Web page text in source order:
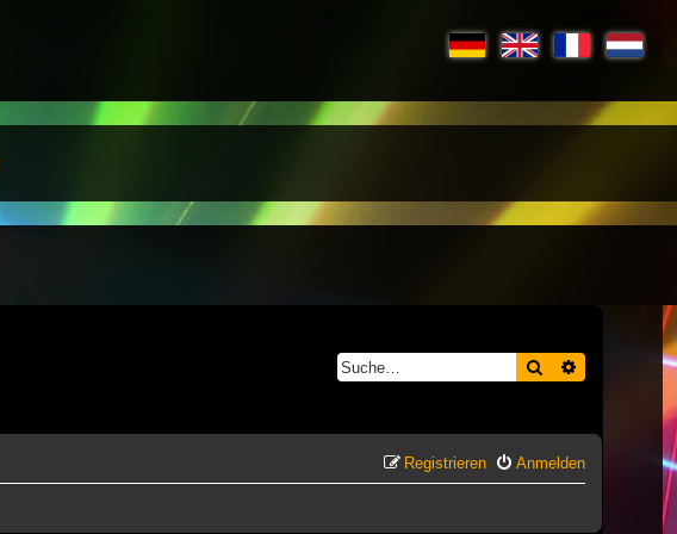
Suche Erweiterte
Anmelden
Registrieren